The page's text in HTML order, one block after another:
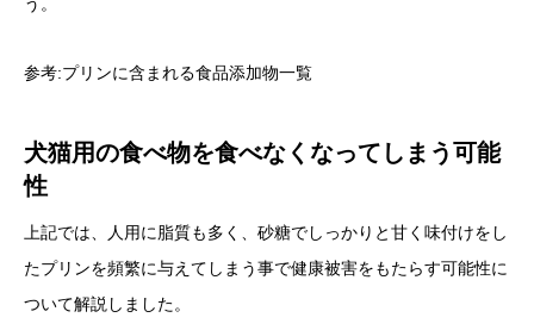
参考:プリンに含まれる食品添加物一覧
犬猫用の食べ物を食べなくなってしまう可能
性
上記では、人用に脂質も多く、砂糖でしっかりと甘く味付けをし
たプリンを頻繁に与えてしまう事で健康被害をもたらす可能性に
ついて解説しました。